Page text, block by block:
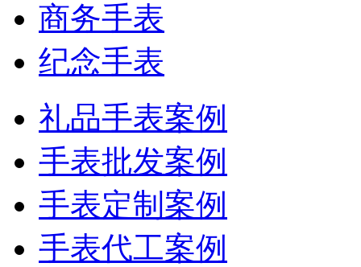
商务手表
纪念手表
礼品手表案例
手表批发案例
手表定制案例
手表代工案例